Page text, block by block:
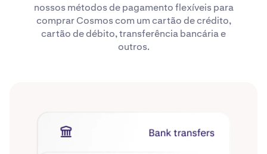
nossos métodos de pagamento flexíveis para
comprar Cosmos com um cartão de crédito,
cartão de débito, transferência bancária e
outros.